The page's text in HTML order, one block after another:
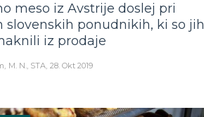
meso iz Avstrije doslej pri
slovenskih ponudnikih, ki so jih
iz prodaje
M. N., STA 28. Okt 2019